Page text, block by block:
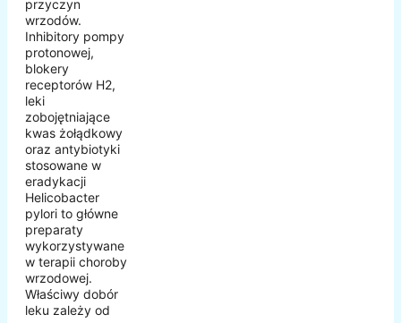
przyczyn
wrzodów.
Inhibitory pompy
protonowej,
blokery
receptorów H2,
leki
zobojętniające
kwas żołądkowy
oraz antybiotyki
stosowane w
eradykacji
Helicobacter
pylori to główne
preparaty
wykorzystywane
w terapii choroby
wrzodowej.
Właściwy dobór
leku zależy od